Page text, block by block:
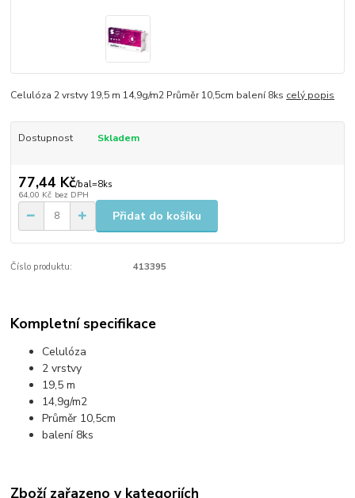
Celulóza 2 vrstvy 19,5 m 14,9g/m2 Průměr 10,5cm balení 8ks celý popis
Dostupnost Skladem
77,44 Kč/bal=8ks
64,00 Kč bez DPH
Přidat do košíku
Číslo produktu: 413395
Kompletní specifikace
Celulóza
2 vrstvy
19,5 m
14,9g/m2
Průměr 10,5cm
balení 8ks
Zboží zařazeno v kategoriích